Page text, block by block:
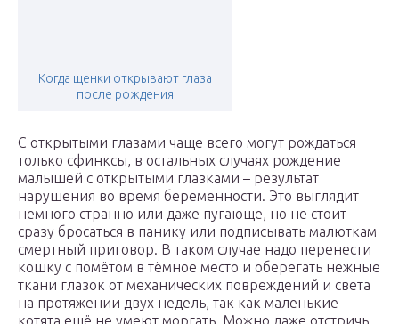
Когда щенки открывают глаза
после рождения
С открытыми глазами чаще всего могут рождаться
только сфинксы, в остальных случаях рождение
малышей с открытыми глазками – результат
нарушения во время беременности. Это выглядит
немного странно или даже пугающе, но не стоит
сразу бросаться в панику или подписывать малюткам
смертный приговор. В таком случае надо перенести
кошку с помётом в тёмное место и оберегать нежные
ткани глазок от механических повреждений и света
на протяжении двух недель, так как маленькие
котята ещё не умеют моргать. Можно даже отстричь